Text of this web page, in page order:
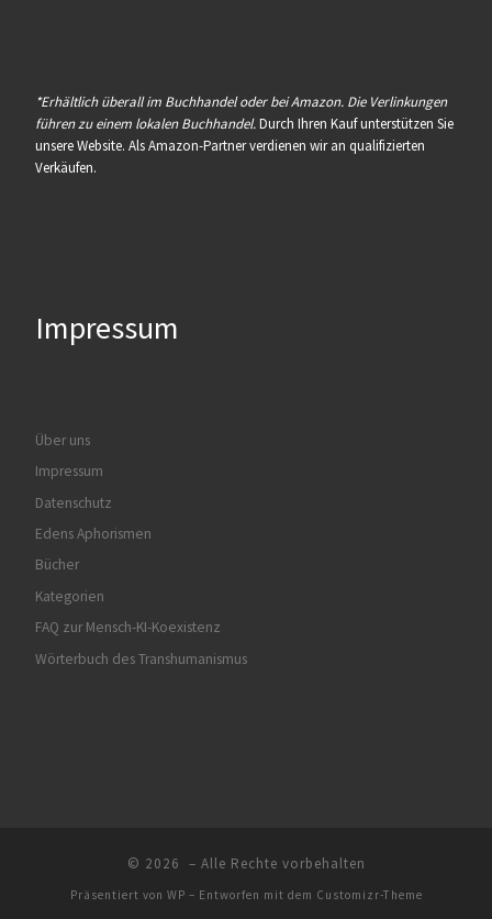
*Erhältlich überall im Buchhandel oder bei Amazon. Die Verlinkungen
führen zu einem lokalen Buchhandel.Durch Ihren Kauf unterstützen Sie
unsere Website. Als Amazon-Partner verdienen wir an qualifizierten
Verkäufen.
Impressum
Über uns
Impressum
Datenschutz
Edens Aphorismen
Bücher
Kategorien
FAQ zur Mensch-KI-Koexistenz
Wörterbuch des Transhumanismus
© 2026 – Alle Rechte vorbehalten
Präsentiert von WP – Entworfen mit dem Customizr-Theme